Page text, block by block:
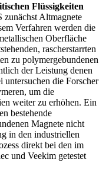
Flüssigkeiten
Altmagnete
Verfahren werden die
Oberfläche
rascherstarrten
zu polymergebundenen
der Leistung denen
untersuchen die Forscher
um die
weiter zu erhöhen. Ein
bestehende
Magnete nicht
in den industriellen
direkt bei den im
und Veekim getestet